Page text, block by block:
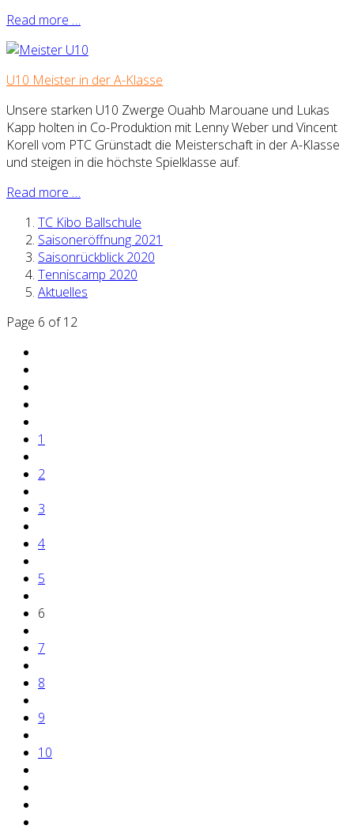
Read more …
U10 Meister in der A-Klasse
Unsere starken U10 Zwerge Ouahb Marouane und Lukas
Kapp holten in Co-Produktion mit Lenny Weber und Vincent
Korell vom PTC Grünstadt die Meisterschaft in der A-Klasse
und steigen in die höchste Spielklasse auf.
Read more …
TC Kibo Ballschule
Saisoneröffnung 2021
Saisonrückblick 2020
Tenniscamp 2020
Aktuelles
Page 6 of 12
1
2
3
4
5
6
7
8
9
10